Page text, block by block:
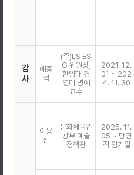
감
사
예종
석
(주)LS ES
G 위원장,
한양대 경
영대 명예
교수
2021. 12.
01 ~ 202
4. 11. 30
이용
신
문화체육관
광부 예술
정책관
2025. 11.
05 ~ 당연
직 임기일